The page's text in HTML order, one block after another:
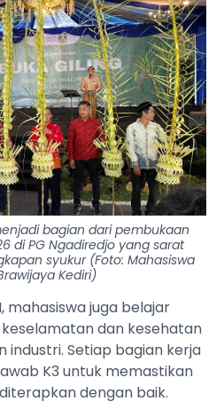
bagian dari pembukaan
di PG Ngadiredjo yang sarat
syukur (Foto: Mahasiswa
Kediri)
mahasiswa juga belajar
dan kesehatan
industri. Setiap bagian kerja
K3 untuk memastikan
dengan baik.